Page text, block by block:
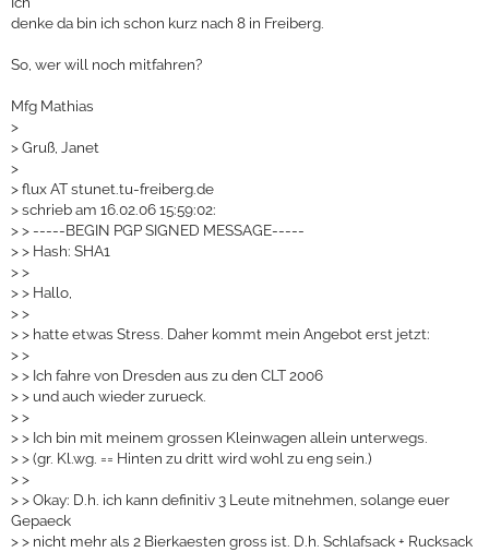
denke da bin ich schon kurz nach 8 in Freiberg.
So, wer will noch mitfahren?
Mfg Mathias
>
>Gruß, Janet
>
>flux AT stunet.tu-freiberg.de
>schrieb am 16.02.06 15:59:02:
>> -----BEGIN PGP SIGNED MESSAGE-----
>> Hash: SHA1
>>
>> Hallo,
>>
>> hatte etwas Stress. Daher kommt mein Angebot erst jetzt:
>>
>> Ich fahre von Dresden aus zu den CLT 2006
>> und auch wieder zurueck.
>>
>> Ich bin mit meinem grossen Kleinwagen allein unterwegs.
>> (gr. Kl.wg. == Hinten zu dritt wird wohl zu eng sein.)
>>
>> Okay: D.h. ich kann definitiv 3 Leute mitnehmen, solange euer
Gepaeck
>> nicht mehr als 2 Bierkaesten gross ist. D.h. Schlafsack + Rucksack